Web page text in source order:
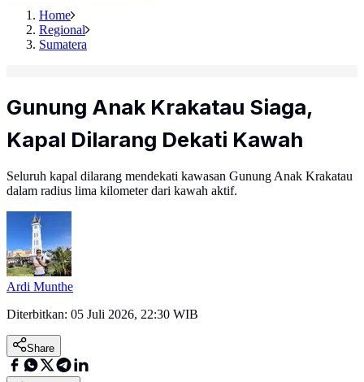
Home
Regional
Sumatera
Gunung Anak Krakatau Siaga,
Kapal Dilarang Dekati Kawah
Seluruh kapal dilarang mendekati kawasan Gunung Anak Krakatau
dalam radius lima kilometer dari kawah aktif.
Ardi Munthe
Diterbitkan: 05 Juli 2026, 22:30 WIB
Share